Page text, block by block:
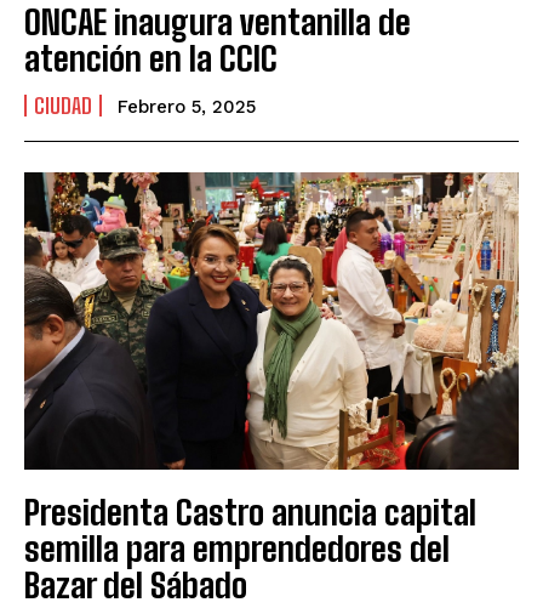
ONCAE inaugura ventanilla de
atención en la CCIC
CIUDAD Febrero 5, 2025
Presidenta Castro anuncia capital
semilla para emprendedores del
Bazar del Sábado